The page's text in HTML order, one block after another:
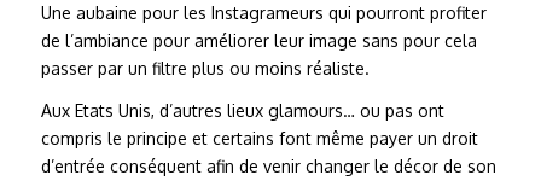
Une aubaine pour les Instagrameurs qui pourront profiter
de l’ambiance pour améliorer leur image sans pour cela
passer par un filtre plus ou moins réaliste.
Aux Etats Unis, d’autres lieux glamours… ou pas ont
compris le principe et certains font même payer un droit
d’entrée conséquent afin de venir changer le décor de son